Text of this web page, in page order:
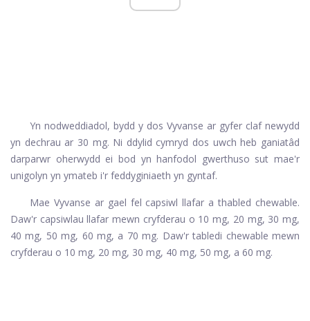
Yn nodweddiadol, bydd y dos Vyvanse ar gyfer claf newydd
yn dechrau ar 30 mg. Ni ddylid cymryd dos uwch heb ganiatâd
darparwr oherwydd ei bod yn hanfodol gwerthuso sut mae'r
unigolyn yn ymateb i'r feddyginiaeth yn gyntaf.
Mae Vyvanse ar gael fel capsiwl llafar a thabled chewable.
Daw'r capsiwlau llafar mewn cryfderau o 10 mg, 20 mg, 30 mg,
40 mg, 50 mg, 60 mg, a 70 mg. Daw'r tabledi chewable mewn
cryfderau o 10 mg, 20 mg, 30 mg, 40 mg, 50 mg, a 60 mg.